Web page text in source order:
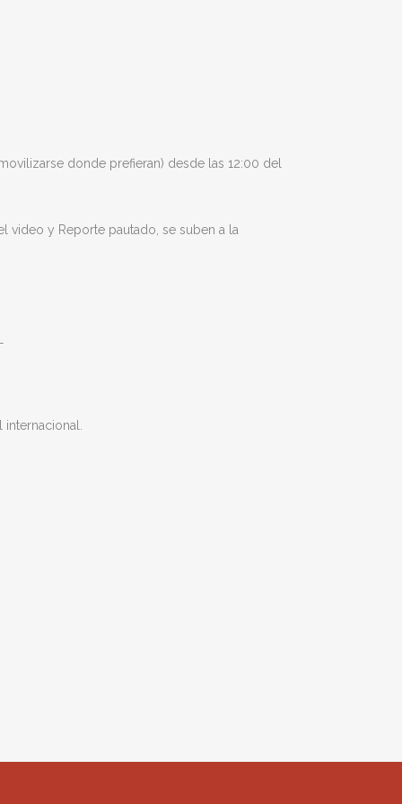
donde prefieran) desde las 12:00 del
video y Reporte pautado, se suben a la